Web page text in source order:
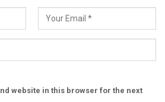
website in this browser for the next